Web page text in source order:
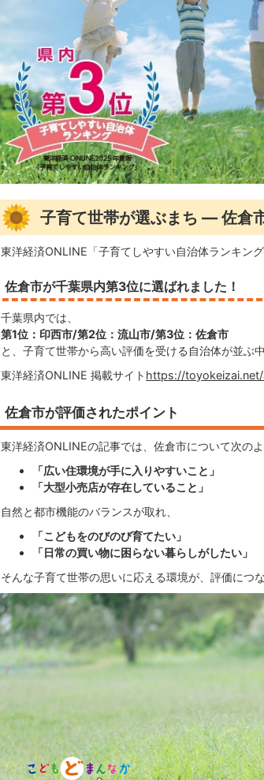
子育て世帯が選ぶまち ― 佐倉
東洋経済ONLINE「子育てしやすい自治体ランキン
佐倉市が千葉県内第3位に選ばれました ！
千葉県内では、
第1位：印西市/第2位：流山市/第3位：佐倉市
と、子育て世帯から高い評価を受ける自治体が並ぶ
東洋経済ONLINE 掲載サイト https://
佐倉市が評価されたポイント
東洋経済ONLINEの記事では、佐倉市について次のよ
「広い住環境が手に入りやすいこと」
「大型小売店が存在していること」
自然と都市機能のバランスが取れ、
「こどもをのびのび育てたい」
「日常の買い物に困らない暮らしがしたい」
そんな子育て世帯の思いに応える環境が、評価につ